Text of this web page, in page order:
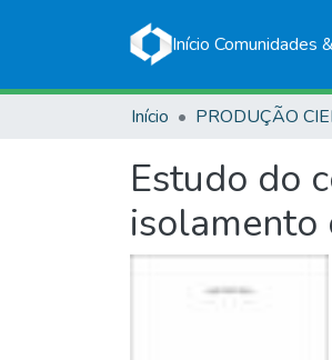
Início Comunidades
Início PRODUÇÃO
Estudo do
isolamento